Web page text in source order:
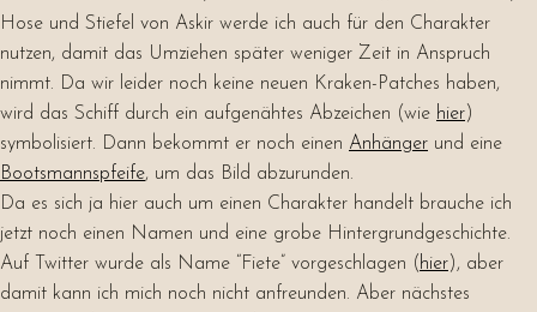
Hose und Stiefel von Askir werde ich auch für den Charakter
nutzen, damit das Umziehen später weniger Zeit in Anspruch
nimmt. Da wir leider noch keine neuen Kraken-Patches haben,
wird das Schiff durch ein aufgenähtes Abzeichen (wie hier)
symbolisiert. Dann bekommt er noch einen Anhänger und eine
Bootsmannspfeife, um das Bild abzurunden.
Da es sich ja hier auch um einen Charakter handelt brauche ich
jetzt noch einen Namen und eine grobe Hintergrundgeschichte.
Auf Twitter wurde als Name “Fiete” vorgeschlagen (hier), aber
damit kann ich mich noch nicht anfreunden. Aber nächstes